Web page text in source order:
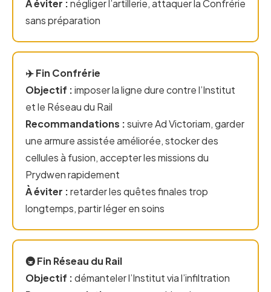
À éviter :négliger l’artillerie, attaquer la Confrérie
sans préparation
✈️ Fin Confrérie
Objectif :imposer la ligne dure contre l’Institut
et le Réseau du Rail
Recommandations :suivre Ad Victoriam, garder
une armure assistée améliorée, stocker des
cellules à fusion, accepter les missions du
Prydwen rapidement
À éviter :retarder les quêtes finales trop
longtemps, partir léger en soins
🚇 Fin Réseau du Rail
Objectif :démanteler l’Institut via l’infiltration